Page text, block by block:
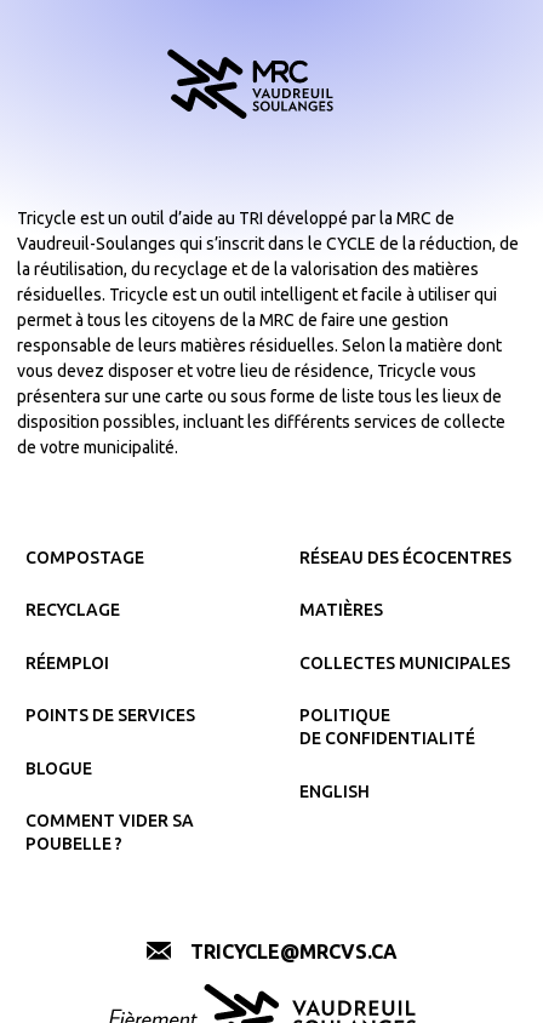
Tricycle est un outil d’aide au TRI développé par la MRC de
Vaudreuil-Soulanges qui s’inscrit dans le CYCLE de la réduction, de
la réutilisation, du recyclage et de la valorisation des matières
résiduelles. Tricycle est un outil intelligent et facile à utiliser qui
permet à tous les citoyens de la MRC de faire une gestion
responsable de leurs matières résiduelles. Selon la matière dont
vous devez disposer et votre lieu de résidence, Tricycle vous
présentera sur une carte ou sous forme de liste tous les lieux de
disposition possibles, incluant les différents services de collecte
de votre municipalité.
COMPOSTAGE
RECYCLAGE
RÉEMPLOI
POINTS DE SERVICES
BLOGUE
COMMENT VIDER SA
POUBELLE ?
RÉSEAU DES ÉCOCENTRES
MATIÈRES
COLLECTES MUNICIPALES
POLITIQUE
DE CONFIDENTIALITÉ
ENGLISH
TRICYCLE@MRCVS.CA